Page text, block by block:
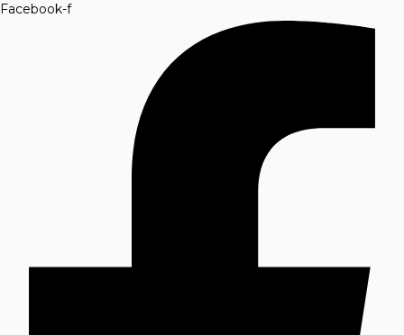
Facebook-f